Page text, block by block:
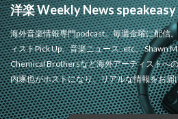
洋楽 Weekly News
海外音楽情報専門podcast。毎週金曜に配信
ィストPick Up、音楽ニュース..etc。 Shawn
Chemical Brothersなど海外アーティストへ
内琢也がホストになり、リアルな情報をお届